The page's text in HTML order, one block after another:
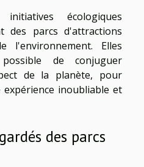
écologiques
des parcs d'attractions
l'environnement. Elles
de conjuguer
de la planète, pour
inoubliable et
des parcs